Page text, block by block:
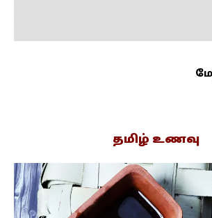
தமிழ் உணவு